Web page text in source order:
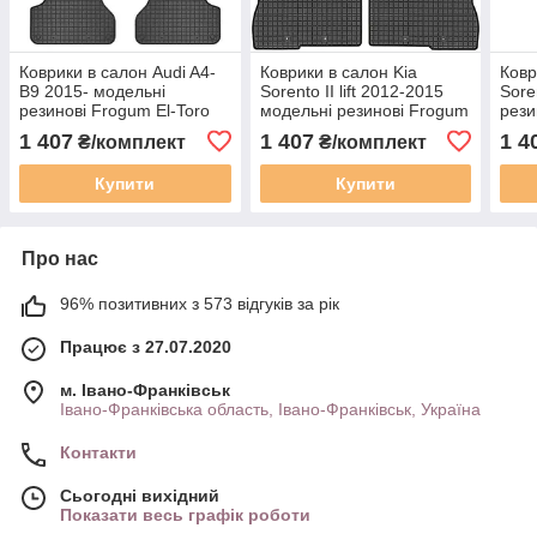
Коврики в салон Audi A4-
B9 2015- модельні
резинові Frogum El-Toro
1 407 ₴/комплект
Купити
Коврики в салон Kia
Sorento II lift 2012-2015
модельні резинові Frogum
1 407₴/комплект
Купити
1
Про нас
96% позитивних з 573 відгуків за рік
Працює з 27.07.2020
м. Івано-Франківськ
Івано-Франківська область, Івано-Франківськ, Україна
Контакти
Сьогодні вихідний
Показати весь графік роботи